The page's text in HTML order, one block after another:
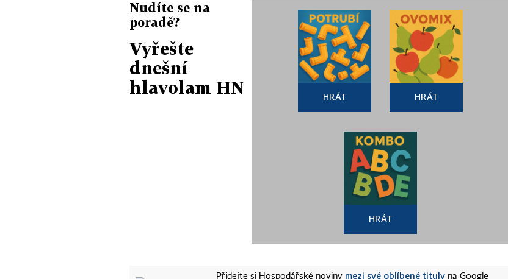
Nudíte se na
poradě?
Vyřešte
dnešní
hlavolam HN
HRÁT HRÁT
HRÁT
Přidejte si Hospodářské noviny mezi své oblíbené tituly na Google